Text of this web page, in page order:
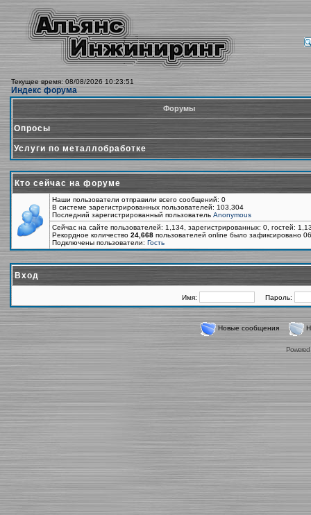
Текущее время: 08/08/2026 10:23:51
Индекс форума
Форумы
Опросы
Услуги по металлобработке
Кто сейчас на форуме
Наши пользователи отправили всего сообщений: 0
В системе зарегистрированных пользователей: 103,304
Последний зарегистрированный пользователь Anonymous
Сейчас на сайте пользователей: 1,134, зарегистрированных: 0, гостей:
Рекордное количество 24,668 пользователей online было зафиксировано
Подключены пользователи: Гость
Вход
Имя: Пароль:
Новые сообщения